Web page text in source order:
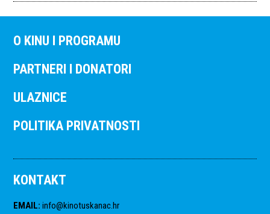
O KINU I PROGRAMU
PARTNERI I DONATORI
ULAZNICE
POLITIKA PRIVATNOSTI
KONTAKT
EMAIL: info@kinotuskanac.hr